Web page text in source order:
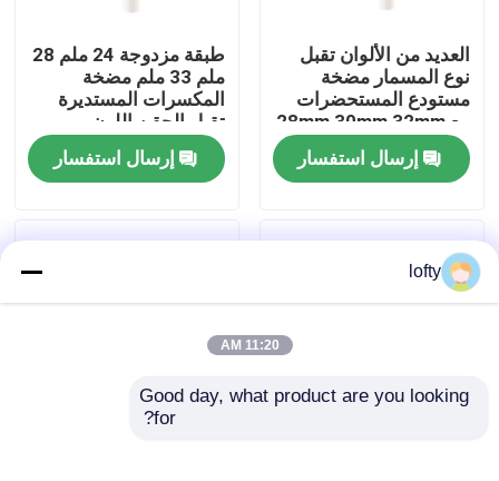
معلومات عنا
جولة في المعمل
رقابة جودة
اتصل بنا
حالات
العديد من الألوان تقبل
نوع المسمار مضخة
مستودع المستحضرات
مع 28mm 30mm 32mm
38mm
إرسال استفسار
طبقة مزدوجة 24 ملم 28
ملم 33 ملم مضخة
المكسرات المستديرة
تقبل الحقن اللون
مخصص
إرسال استفسار
lofty
11:20 AM
Good day, what product are you looking
for?